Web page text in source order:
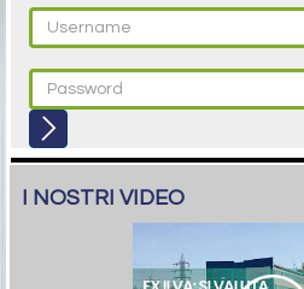
I NOSTRI VIDEO